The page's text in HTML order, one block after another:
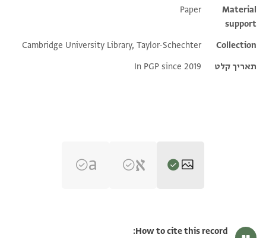
Material
support
Paper
Collection
Cambridge University Library, Taylor-Schechter
תאריך קלט
In PGP since 2019
How to cite this record: